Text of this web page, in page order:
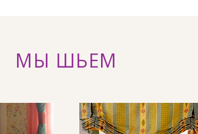
МЫ ШЬЕМ